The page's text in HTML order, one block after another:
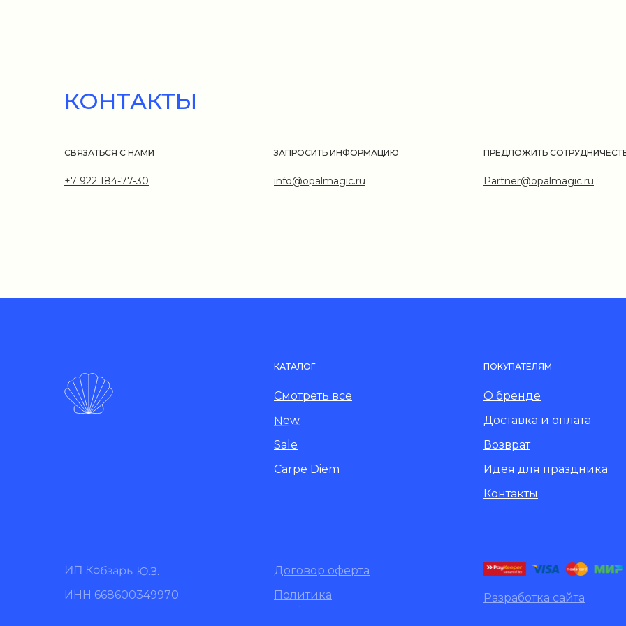
КОНТАКТЫ
info@opalmagic.ru
+7 922 184-77-30
СВЯЗАТЬСЯ С НАМИ ЗАПРОСИТЬ ИНФОРМАЦИЮ
Partner@opalmagic.ru
ПРЕДЛОЖИТЬ
ИП Кобзарь Ю.З.
ИНН 668600349970
Идея для праздника
О бренде
Доставка и оплата
Возврат
Разработка сайта
Договор оферта
Политика
конфиденциальности
КАТАЛОГ ПОКУПАТЕЛЯМ
Carpe Diem
Смотреть все
New
Sale
Контакты